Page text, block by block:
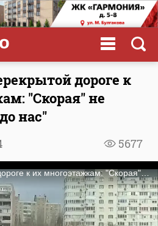
дороге к
"Скорая" не
нас"
5677